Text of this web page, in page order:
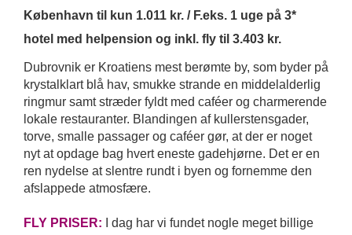
København til kun 1.011 kr. / F.eks. 1 uge på 3*
hotel med helpension og inkl. fly til 3.403 kr.
Dubrovnik er Kroatiens mest berømte by, som byder på
krystalklart blå hav, smukke strande en middelalderlig
ringmur samt stræder fyldt med caféer og charmerende
lokale restauranter. Blandingen af kullerstensgader,
torve, smalle passager og caféer gør, at der er noget
nyt at opdage bag hvert eneste gadehjørne. Det er en
ren nydelse at slentre rundt i byen og fornemme den
afslappede atmosfære.
FLY PRISER:
dag har vi fundet nogle meget billige